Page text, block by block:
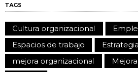
TAGS
Cultura organizacional
Espacios de trabajo
mejora organizacional